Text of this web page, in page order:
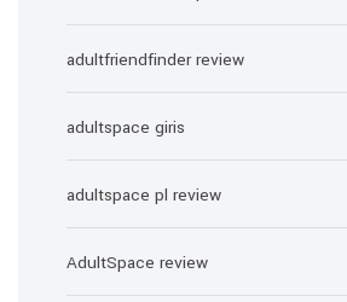
adultfriendfinder review
adultspace giris
adultspace pl review
AdultSpace review